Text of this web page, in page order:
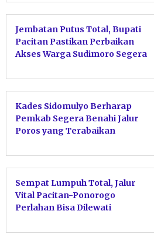
Jembatan Putus Total, Bupati
Pacitan Pastikan Perbaikan
Akses Warga Sudimoro Segera
Kades Sidomulyo Berharap
Pemkab Segera Benahi Jalur
Poros yang Terabaikan
Sempat Lumpuh Total, Jalur
Vital Pacitan-Ponorogo
Perlahan Bisa Dilewati